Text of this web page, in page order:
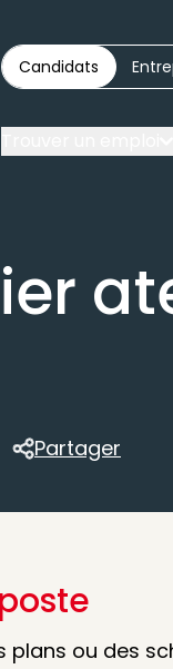
Candidats
Partager
Partager
plans ou des